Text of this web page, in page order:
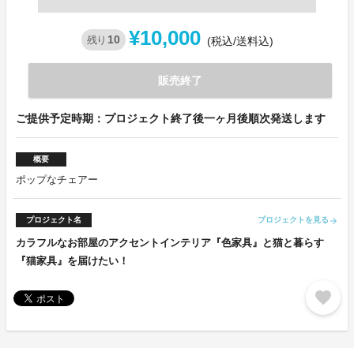
残り 10 ¥10,000 (税込/送料込)
販売終了
ご提供予定時期：プロジェクト終了後一ヶ月後順次発送します
概要
ポップなチェアー
プロジェクト名 プロジェクトを見る arrow_forward
カラフルなお部屋のアクセントインテリア『色家具』と猫と暮らす
『猫家具』を届けたい！
favorite